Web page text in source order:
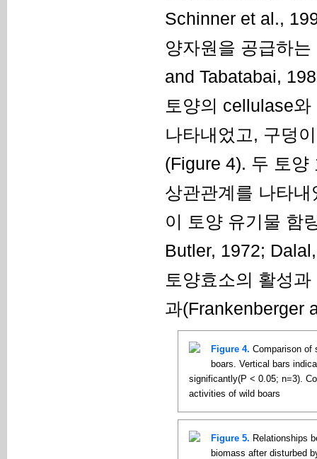
Schinner et al.,
양자원을 공급하
and Tabatabai,
토양의 cellulase
나타내었고, 구덩
(Figure 4). 두 토양
상관관계를 나타
이 토양 유기물 함
Butler, 1972;
토양효소의 활성
과(Frankenberger
Figure 4. Comparison of
boars. Vertical bars
significantly(P < 0.05; n=3).
activities of wild boars
Figure 5. Relationships
biomass after disturbed